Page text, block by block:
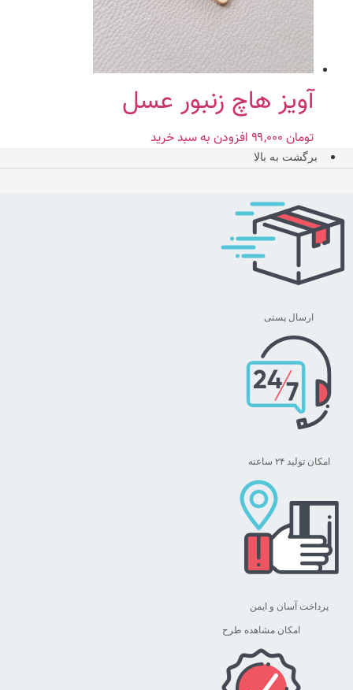
آویز هاچ زنبور عسل
تومان افزودن به سبد خرید
برگشت به بالا
ارسال پستی
امکان تولید ۲۴ ساعته
پرداخت آسان و ایمن
امکان مشاهده طرح